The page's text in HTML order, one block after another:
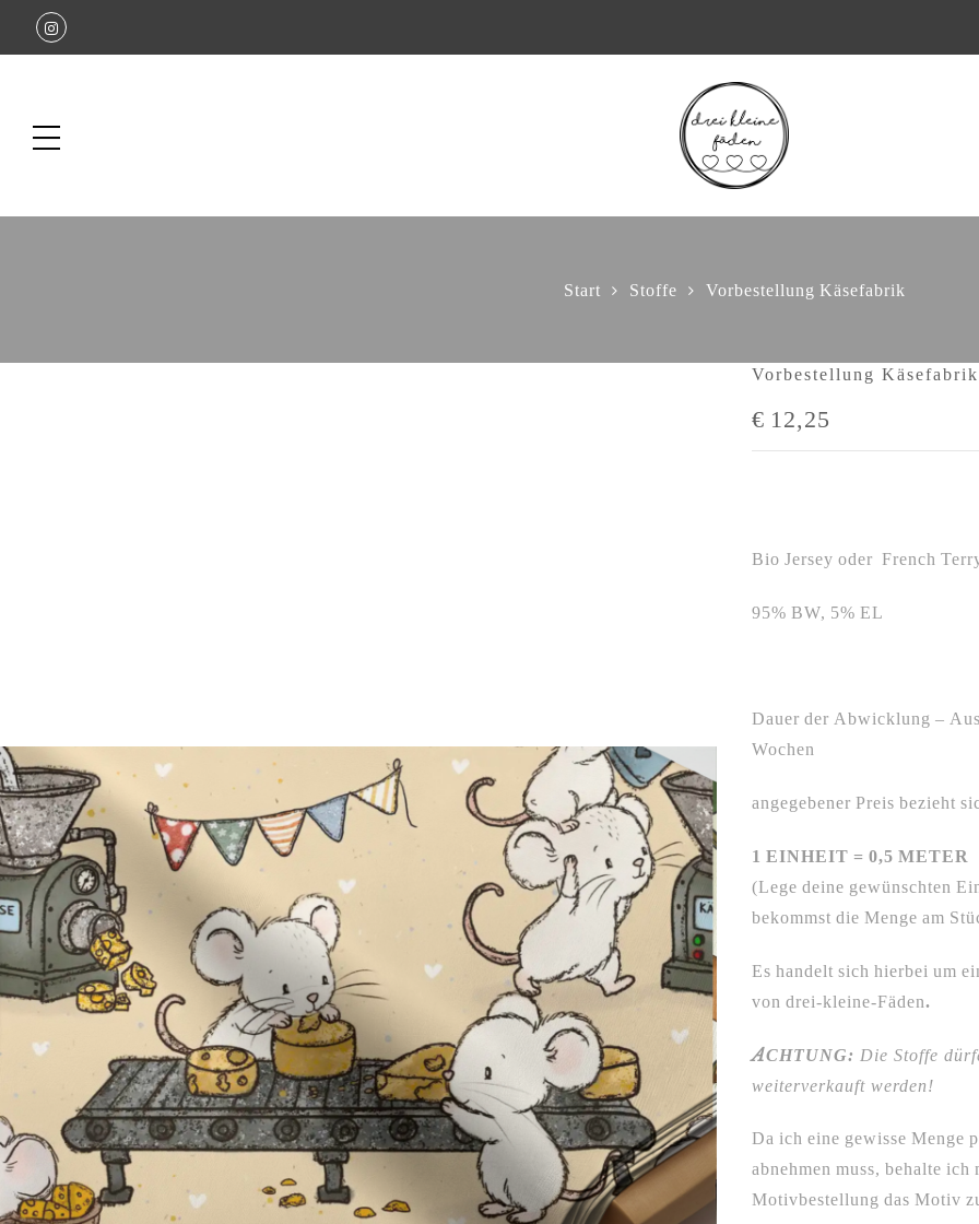
Start Stoffe Vorbestellung Käsefabrik
Vorbestellung Käsefabrik
€ 12,25
Bio Jersey oder French
95% BW, 5% EL
Dauer der Abwicklung –
Wochen
angegebener Preis bezieht
1 EINHEIT = 0,5 METER
(Lege deine gewünschten
bekommst die Menge am
Es handelt sich hierbei um
von drei-kleine-Fäden.
ACHTUNG: Die Stoffe
weiterverkauft werden!
Da ich eine gewisse Menge
abnehmen muss, behalte
Motivbestellung das Motiv